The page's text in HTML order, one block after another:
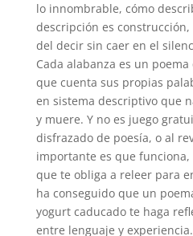
lo innombrable, cómo
descripción es
del decir sin caer en el
Cada alabanza es un
que cuenta sus propias
en sistema descriptivo que
y muere. Y no es juego
disfrazado de poesía, o al
importante es que
que te obliga a releer para
ha conseguido que un
yogurt caducado te haga
entre lenguaje y experiencia.